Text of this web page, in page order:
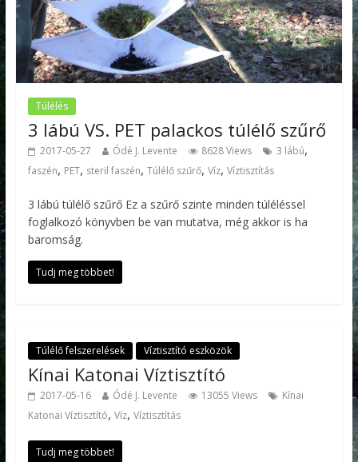
Túlélés
3 lábú VS. PET palackos túlélő szűrő
2017-05-27 Ódé J. Levente 8628 Views 3 lábú,
faszén, PET, steril faszén, Túlélő szűrő, Víz, Víztisztítás
3 lábú túlélő szűrő Ez a szűrő szinte minden túléléssel
foglalkozó könyvben be van mutatva, még akkor is ha
baromság.
Tudj meg többet!
Túlélő felszerelések Víztisztító eszközök
Kínai Katonai Víztisztító
2017-05-16 Ódé J. Levente 13055 Views
Kínai
Katonai Víztisztító, Víz, Víztisztítás
Tudj meg többet!